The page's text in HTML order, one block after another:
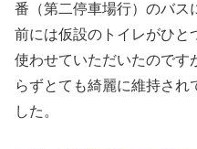
番（第二停車場行）のバス
前には仮設のトイレがひと
使わせていただいたのです
らずとても綺麗に維持され
した。